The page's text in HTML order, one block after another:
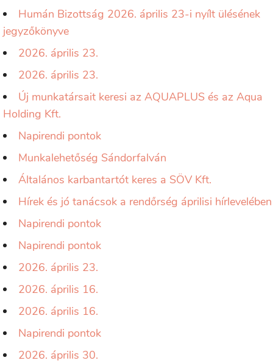
Humán Bizottság 2026. április 23-i nyílt ülésének
jegyzőkönyve
2026. április 23.
2026. április 23.
Új munkatársait keresi az AQUAPLUS és az Aqua
Holding Kft.
Napirendi pontok
Munkalehetőség Sándorfalván
Általános karbantartót keres a SÖV Kft.
Hírek és jó tanácsok a rendőrség áprilisi hírlevelében
Napirendi pontok
Napirendi pontok
2026. április 23.
2026. április 16.
2026. április 16.
Napirendi pontok
2026. április 30.